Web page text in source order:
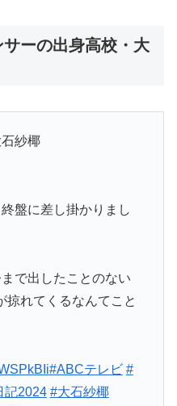
ーの出身高校・大
石紗椰
盤に差し掛かりまし
で出したことのない
掠れてくるなんてこと
#ABCテレビ #
記2024 #大石紗椰